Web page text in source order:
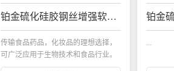
铂金硫化硅胶钢丝增强软管 FLEXNORM SITEK
传输食品药品，化妆品的理想选择，
可广泛应用于生物技术和食品行业。
适应于高...
...